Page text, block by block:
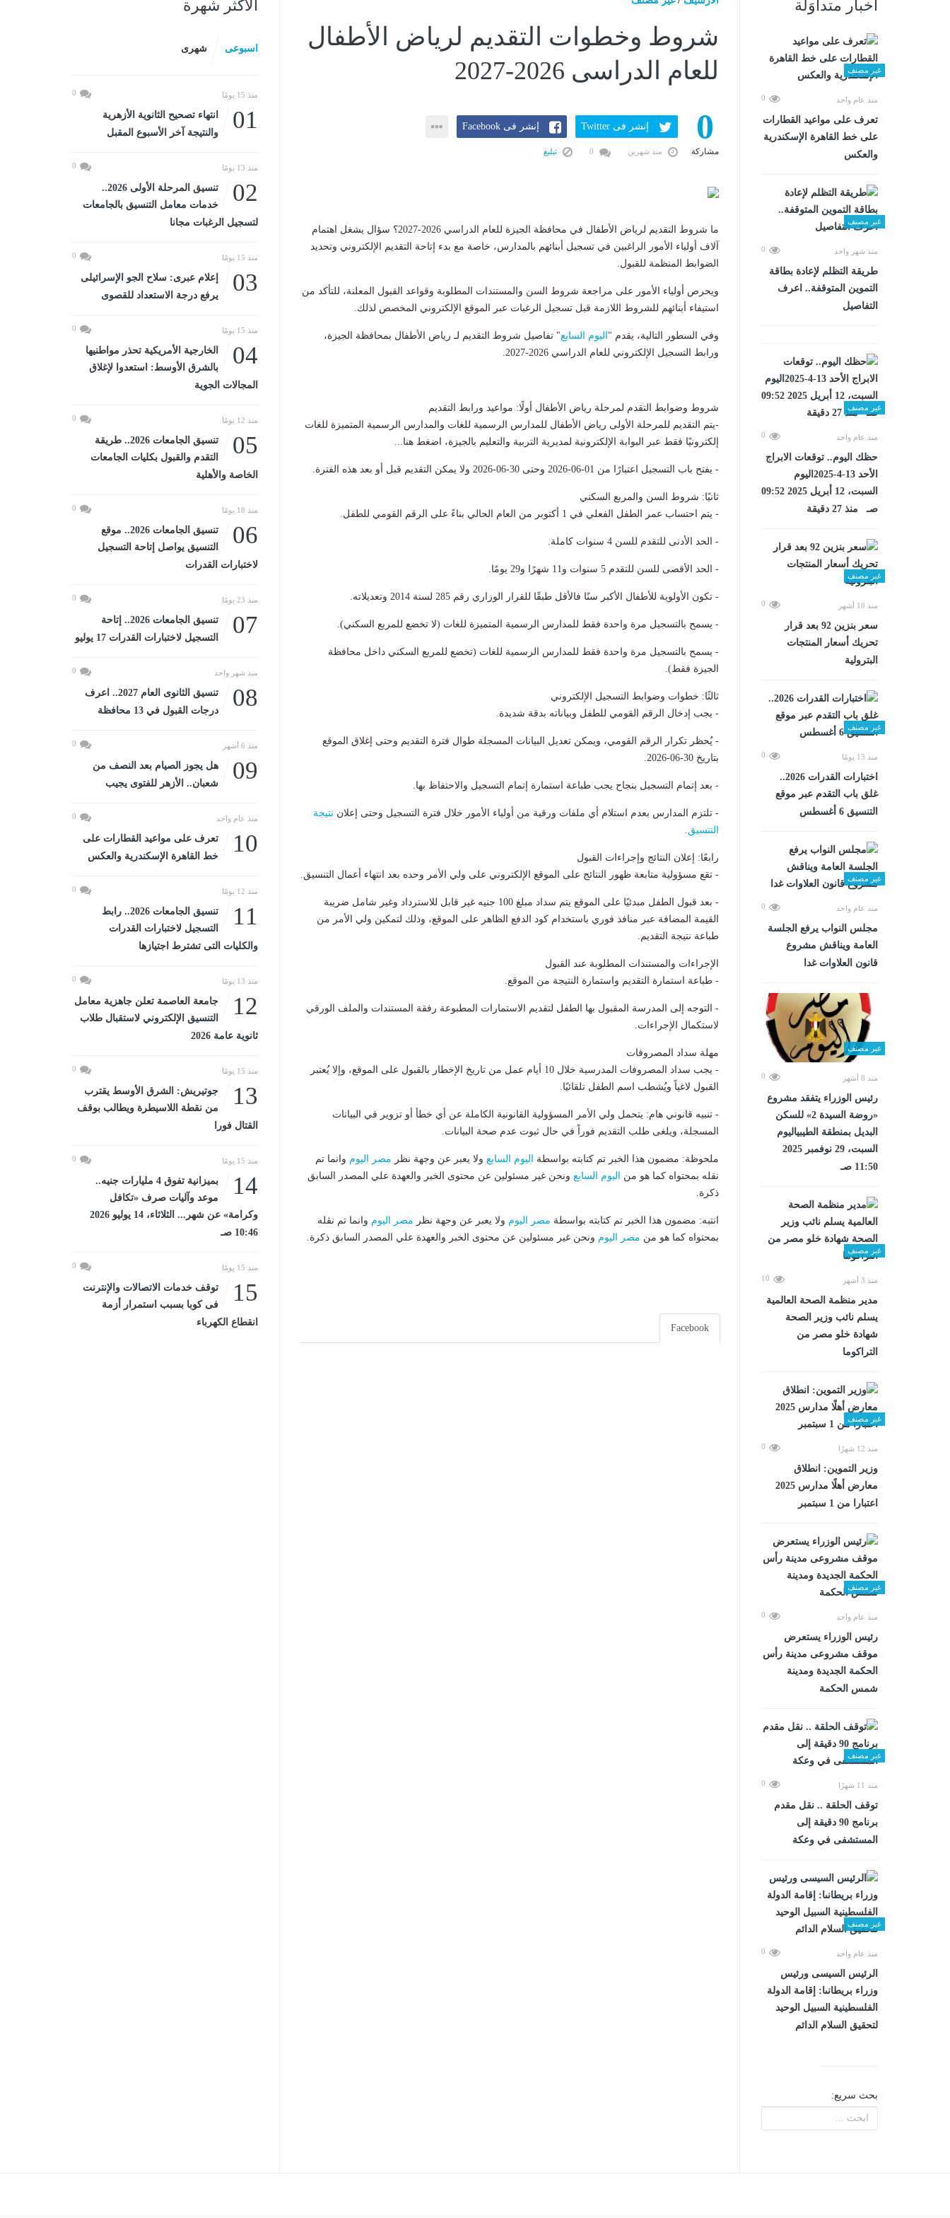
أخبار متداوَلة
غير مصنف
منذ عام واحد 0
تعرف على مواعيد القطارات
على خط القاهرة الإسكندرية
والعكس
غير مصنف
منذ شهر واحد 0
طريقة التظلم لإعادة بطاقة
التموين المتوقفة.. اعرف
التفاصيل
غير مصنف
منذ عام واحد 0
حظك اليوم.. توقعات الابراج
الأحد 13-4-2025اليوم
السبت، 12 أبريل 2025 09:52
صـ منذ 27 دقيقة
غير مصنف
منذ 10 أشهر 0
سعر بنزين 92 بعد قرار
تحريك أسعار المنتجات
البترولية
غير مصنف
منذ 13 يومًا 0
اختبارات القدرات 2026..
غلق باب التقدم عبر موقع
التنسيق 6 أغسطس
غير مصنف
منذ عام واحد 0
مجلس النواب يرفع الجلسة
العامة ويناقش مشروع
قانون العلاوات غدا
غير مصنف
منذ 8 أشهر 0
رئيس الوزراء يتفقد مشروع
«روضة السيدة 2» للسكن
البديل بمنطقة الطيبياليوم
السبت، 29 نوفمبر 2025
11:50 صـ
غير مصنف
منذ 3 أشهر 10
مدير منظمة الصحة العالمية
يسلم نائب وزير الصحة
شهادة خلو مصر من
التراكوما
غير مصنف
منذ 12 شهرًا 0
وزير التموين: انطلاق
معارض أهلًا مدارس 2025
اعتبارا من 1 سبتمبر
غير مصنف
منذ عام واحد 0
رئيس الوزراء يستعرض
موقف مشروعى مدينة رأس
الحكمة الجديدة ومدينة
شمس الحكمة
غير مصنف
منذ 11 شهرًا 0
توقف الحلقة .. نقل مقدم
برنامج 90 دقيقة إلى
المستشفى في وعكة
غير مصنف
منذ عام واحد 0
الرئيس السيسى ورئيس
وزراء بريطانىا: إقامة الدولة
الفلسطينية السبيل الوحيد
لتحقيق السلام الدائم
بحث سريع:
شروط وخطوات التقديم لرياض الأطفال
للعام الدراسى 2026-2027
0
مشاركة
إنشر فى Twitter إنشر فى Facebook
منذ شهرين تبليغ
ما شروط التقديم لرياض الأطفال في محافظة الجيزة للعام الدراسي 2026-2027؟ سؤال يشغل اهتمام
آلاف أولياء الأمور الراغبين في تسجيل أبنائهم بالمدارس، خاصة مع بدء إتاحة التقديم الإلكتروني وتحديد
الضوابط المنظمة للقبول.
ويحرص أولياء الأمور على مراجعة شروط السن والمستندات المطلوبة وقواعد القبول المعلنة، للتأكد من
استيفاء أبنائهم للشروط اللازمة قبل تسجيل الرغبات عبر الموقع الإلكتروني المخصص لذلك.
وفي السطور التالية، يقدم " اليوم السابع" تفاصيل شروط التقديم لـ رياض الأطفال بمحافظة الجيزة،
ورابط التسجيل الإلكتروني للعام الدراسي 2026-2027.
شروط وضوابط التقدم لمرحلة رياض الأطفال أولًا: مواعيد ورابط التقديم
-يتم التقديم للمرحلة الأولى رياض الأطفال للمدارس الرسمية للغات والمدارس الرسمية المتميزة للغات
إلكترونيًا فقط عبر البوابة الإلكترونية لمديرية التربية والتعليم بالجيزة، اضغط هنا...
- يفتح باب التسجيل اعتبارًا من 01-06-2026 وحتى 30-06-2026 ولا يمكن التقديم قبل أو بعد هذه الفترة.
ثانيًا: شروط السن والمربع السكني
- يتم احتساب عمر الطفل الفعلي في 1 أكتوبر من العام الحالي بناءً على الرقم القومي للطفل.
- الحد الأدنى للتقدم للسن 4 سنوات كاملة.
- الحد الأقصى للسن للتقدم 5 سنوات و11 شهرًا و29 يومًا.
- تكون الأولوية للأطفال الأكبر سنًا فالأقل طبقًا للقرار الوزاري رقم 285 لسنة 2014 وتعديلاته.
- يسمح بالتسجيل مرة واحدة فقط للمدارس الرسمية المتميزة للغات (لا تخضع للمربع السكني).
- يسمح بالتسجيل مرة واحدة فقط للمدارس الرسمية للغات (تخضع للمربع السكني داخل محافظة
الجيزة فقط).
ثالثًا: خطوات وضوابط التسجيل الإلكتروني
- يجب إدخال الرقم القومي للطفل وبياناته بدقة شديدة.
- يُحظر تكرار الرقم القومي، ويمكن تعديل البيانات المسجلة طوال فترة التقديم وحتى إغلاق الموقع
بتاريخ 30-06-2026.
- بعد إتمام التسجيل بنجاح يجب طباعة استمارة إتمام التسجيل والاحتفاظ بها.
- تلتزم المدارس بعدم استلام أي ملفات ورقية من أولياء الأمور خلال فترة التسجيل وحتى إعلان نتيجة
التنسيق.
رابعًا: إعلان النتائج وإجراءات القبول
- تقع مسؤولية متابعة ظهور النتائج على الموقع الإلكتروني على ولي الأمر وحده بعد انتهاء أعمال التنسيق.
- بعد قبول الطفل مبدئيًا على الموقع يتم سداد مبلغ 100 جنيه غير قابل للاسترداد وغير شامل ضريبة
القيمة المضافة عبر منافذ فوري باستخدام كود الدفع الظاهر على الموقع، وذلك لتمكين ولي الأمر من
طباعة نتيجة التقديم.
الإجراءات والمستندات المطلوبة عند القبول
- طباعة استمارة التقديم واستمارة النتيجة من الموقع.
- التوجه إلى المدرسة المقبول بها الطفل لتقديم الاستمارات المطبوعة رفقة المستندات والملف الورقي
لاستكمال الإجراءات.
مهلة سداد المصروفات
- يجب سداد المصروفات المدرسية خلال 10 أيام عمل من تاريخ الإخطار بالقبول على الموقع، وإلا يُعتبر
القبول لاغياً ويُشطب اسم الطفل تلقائيًا.
- تنبيه قانوني هام: يتحمل ولي الأمر المسؤولية القانونية الكاملة عن أي خطأ أو تزوير في البيانات
المسجلة، ويلغى طلب التقديم فوراً في حال ثبوت عدم صحة البيانات.
ملحوظة: مضمون هذا الخبر تم كتابته بواسطة اليوم السابع ولا يعبر عن وجهة نظر مصر اليوم وانما تم
نقله بمحتواه كما هو من
اليوم السابع ونحن غير مسئولين عن محتوى الخبر والعهدة علي المصدر السابق
ذكرة.
انتبه: مضمون هذا الخبر تم كتابته بواسطة مصر اليوم ولا يعبر عن وجهة نظر مصر اليوم وانما تم نقله
بمحتواه كما هو من مصر اليوم ونحن غير مسئولين عن محتوى الخبر والعهدة علي المصدر السابق ذكرة.
Facebook
الأكثر شهرة
اسبوعى شهرى
منذ 15 يومًا 0
01
انتهاء تصحيح الثانوية الأزهرية
والنتيجة آخر الأسبوع المقبل
منذ 13 يومًا 0
02
تنسيق المرحلة الأولى 2026..
خدمات معامل التنسيق بالجامعات
لتسجيل الرغبات مجانا
منذ 15 يومًا 0
03
إعلام عبرى: سلاح الجو الإسرائيلى
يرفع درجة الاستعداد للقصوى
منذ 15 يومًا 0
04
الخارجية الأمريكية تحذر مواطنيها
بالشرق الأوسط: استعدوا لإغلاق
المجالات الجوية
منذ 12 يومًا 0
05
تنسيق الجامعات 2026.. طريقة
التقدم والقبول بكليات الجامعات
الخاصة والأهلية
منذ 18 يومًا 0
06
تنسيق الجامعات 2026.. موقع
التنسيق يواصل إتاحة التسجيل
لاختبارات القدرات
منذ 23 يومًا 0
07
تنسيق الجامعات 2026.. إتاحة
التسجيل لاختبارات القدرات 17 يوليو
منذ شهر واحد 0
08
تنسيق الثانوى العام 2027.. اعرف
درجات القبول في 13 محافظة
منذ 6 أشهر 0
09
هل يجوز الصيام بعد النصف من
شعبان.. الأزهر للفتوى يجيب
منذ عام واحد 0
10
تعرف على مواعيد القطارات على
خط القاهرة الإسكندرية والعكس
منذ 12 يومًا 0
11
تنسيق الجامعات 2026.. رابط
التسجيل لاختبارات القدرات
والكليات التى تشترط اجتيازها
منذ 13 يومًا 0
12
جامعة العاصمة تعلن جاهزية معامل
التنسيق الإلكتروني لاستقبال طلاب
ثانوية عامة 2026
منذ 15 يومًا 0
13
جوتيريش: الشرق الأوسط يقترب
من نقطة اللاسيطرة ويطالب بوقف
القتال فورا
منذ 15 يومًا 0
14
بميزانية تفوق 4 مليارات جنيه..
موعد وآليات صرف «تكافل
وكرامة» عن شهر... الثلاثاء، 14 يوليو 2026
10:46 صـ
منذ 15 يومًا 0
15
توقف خدمات الاتصالات والإنترنت
فى كوبا بسبب استمرار أزمة
انقطاع الكهرباء